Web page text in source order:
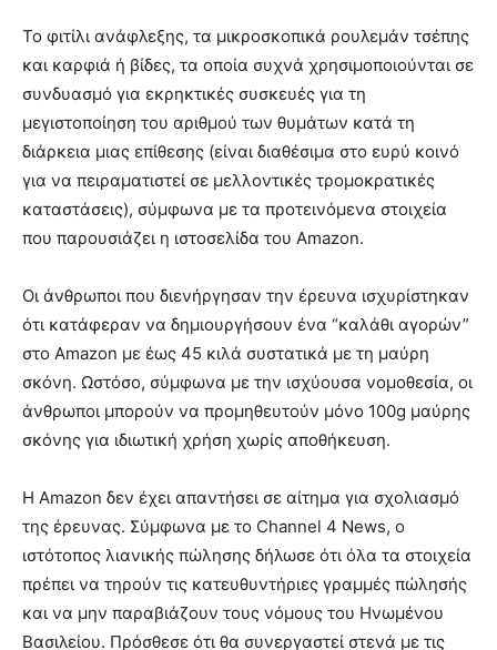
Το φιτίλι ανάφλεξης, τα μικροσκοπικά ρουλεμάν τσέπης
και καρφιά ή βίδες, τα οποία συχνά χρησιμοποιούνται σε
συνδυασμό για εκρηκτικές συσκευές για τη
μεγιστοποίηση του αριθμού των θυμάτων κατά τη
διάρκεια μιας επίθεσης (είναι διαθέσιμα στο ευρύ κοινό
για να πειραματιστεί σε μελλοντικές τρομοκρατικές
καταστάσεις), σύμφωνα με τα προτεινόμενα στοιχεία
που παρουσιάζει η ιστοσελίδα του Amazon.
Οι άνθρωποι που διενήργησαν την έρευνα ισχυρίστηκαν
ότι κατάφεραν να δημιουργήσουν ένα “καλάθι αγορών”
στο Amazon με έως 45 κιλά συστατικά με τη μαύρη
σκόνη. Ωστόσο, σύμφωνα με την ισχύουσα νομοθεσία, οι
άνθρωποι μπορούν να προμηθευτούν μόνο 100g μαύρης
σκόνης για ιδιωτική χρήση χωρίς αποθήκευση.
Η Amazon δεν έχει απαντήσει σε αίτημα για σχολιασμό
της έρευνας. Σύμφωνα με το Channel 4 News, ο
ιστότοπος λιανικής πώλησης δήλωσε ότι όλα τα στοιχεία
πρέπει να τηρούν τις κατευθυντήριες γραμμές πώλησής
και να μην παραβιάζουν τους νόμους του Ηνωμένου
Βασιλείου. Πρόσθεσε ότι θα συνεργαστεί στενά με τις